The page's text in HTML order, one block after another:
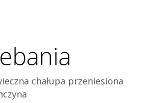
chałupa przeniesiona